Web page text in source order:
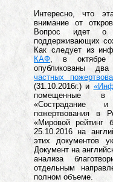
Интересно, что
внимание от
Вопрос идет
поддерживающих
Как следует из
КАФ , в октябре
опубликованы
частных
(31.10.2016г.) и
помещенные в
«Сострадание
пожертвования в
«Мировой рейтинг
25.10.2016 на
этих документов
Документ на
анализа
отдельным
полном объеме.